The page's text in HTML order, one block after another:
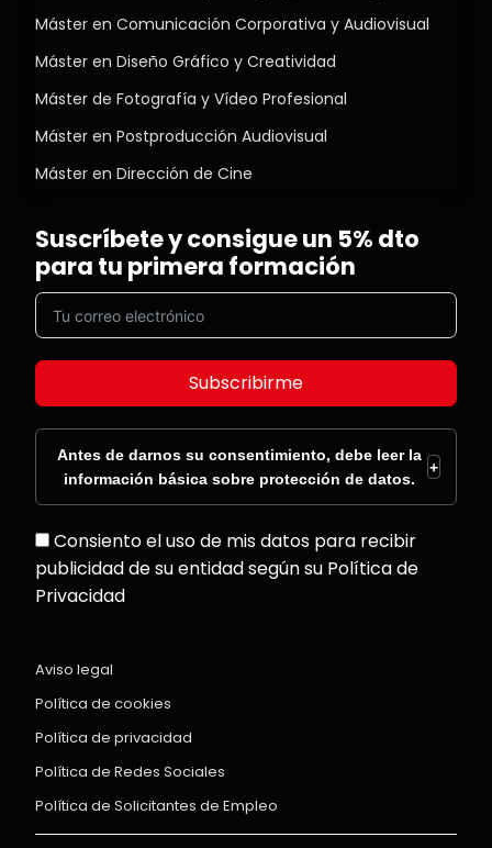
Máster en Comunicación Corporativa y Audiovisual
Máster en Diseño Gráfico y Creatividad
Máster de Fotografía y Vídeo Profesional
Máster en Postproducción Audiovisual
Máster en Dirección de Cine
Suscríbete y consigue un 5% dto
para tu primera formación
Subscribirme
Antes de darnos su consentimiento, debe leer la
información básica sobre protección de datos.
+
Consiento el uso de mis datos para recibir
publicidad de su entidad según su Política de
Privacidad
Aviso legal
Política de cookies
Política de privacidad
Política de Redes Sociales
Política de Solicitantes de Empleo